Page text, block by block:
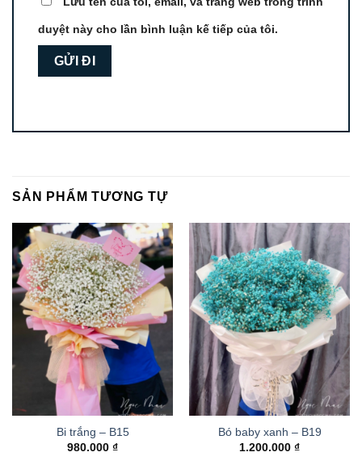
duyệt này cho lần bình luận kế tiếp của tôi.
SẢN PHẨM TƯƠNG TỰ
Bi trắng – B15
980.000 ₫
Bó baby xanh – B19
1.200.000 ₫